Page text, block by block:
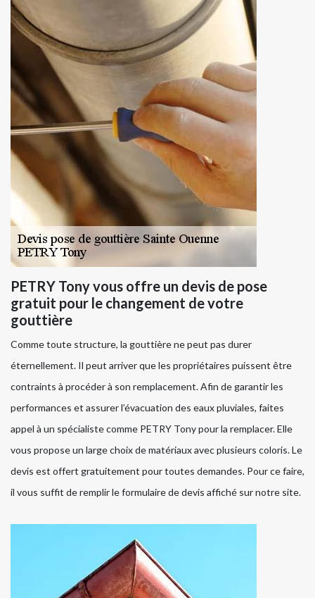
PETRY Tony vous offre un devis de pose
gratuit pour le changement de votre
gouttière
Comme toute structure, la gouttière ne peut pas durer
éternellement. Il peut arriver que les propriétaires puissent être
contraints à procéder à son remplacement. Afin de garantir les
performances et assurer l’évacuation des eaux pluviales, faites
appel à un spécialiste comme PETRY Tony pour la remplacer. Elle
vous propose un large choix de matériaux avec plusieurs coloris. Le
devis est offert gratuitement pour toutes demandes. Pour ce faire,
il vous suffit de remplir le formulaire de devis affiché sur notre site.